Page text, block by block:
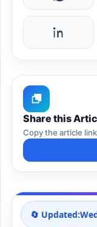
Share this
Copy the article
🔄 Updated: